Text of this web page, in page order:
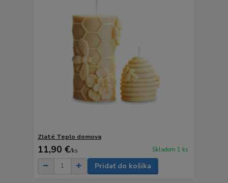
Zlaté Teplo domova
11,90 €/ks Skladom 1 ks
Pridať do košíka